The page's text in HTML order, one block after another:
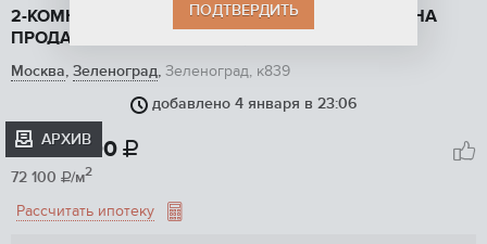
2-КОМНАТНАЯ КВАРТИРА, 52 М2, ЭТАЖ 10 / 14, НА
ПРОДАЖУ В ЗЕЛЕНОГРАДЕ, ЗЕЛЕНОГРАД, К839
Москва, Зеленоград, Зеленоград, к839
добавлено 4 января в 23:06
АРХИВ
1/ 7
3 750 000 
72 100 /м2
Рассчитать ипотеку
ПОДТВЕРДИТЬ